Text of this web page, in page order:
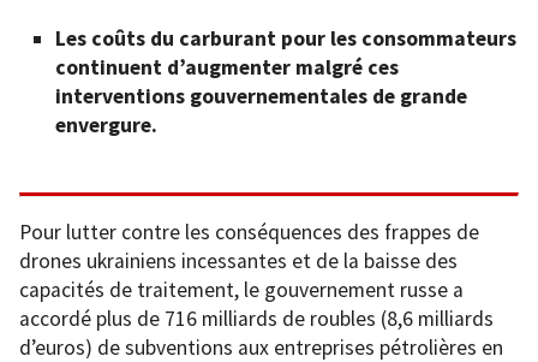
Les coûts du carburant pour les consommateurs
continuent d’augmenter malgré ces
interventions gouvernementales de grande
envergure.
Pour lutter contre les conséquences des frappes de
drones ukrainiens incessantes et de la baisse des
capacités de traitement, le gouvernement russe a
accordé plus de 716 milliards de roubles (8,6 milliards
d’euros) de subventions aux entreprises pétrolières en